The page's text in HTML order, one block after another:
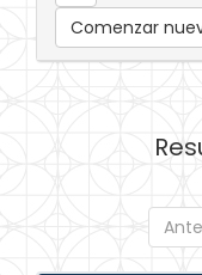
Comenzar